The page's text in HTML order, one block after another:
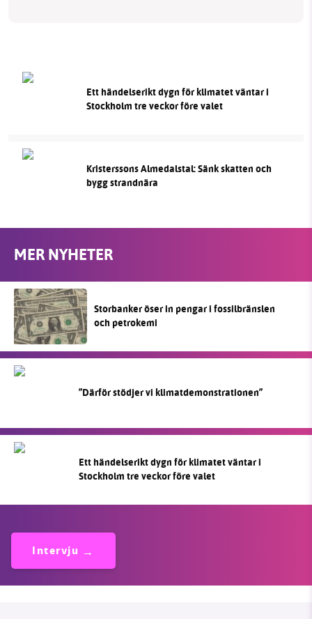
Ett händelserikt dygn för klimatet väntar i
Stockholm tre veckor före valet
Kristerssons Almedalstal: Sänk skatten och
bygg strandnära
MER NYHETER
Storbanker öser in pengar i fossilbränslen
och petrokemi
”Därför stödjer vi klimatdemonstrationen”
Ett händelserikt dygn för klimatet väntar i
Stockholm tre veckor före valet
Intervju